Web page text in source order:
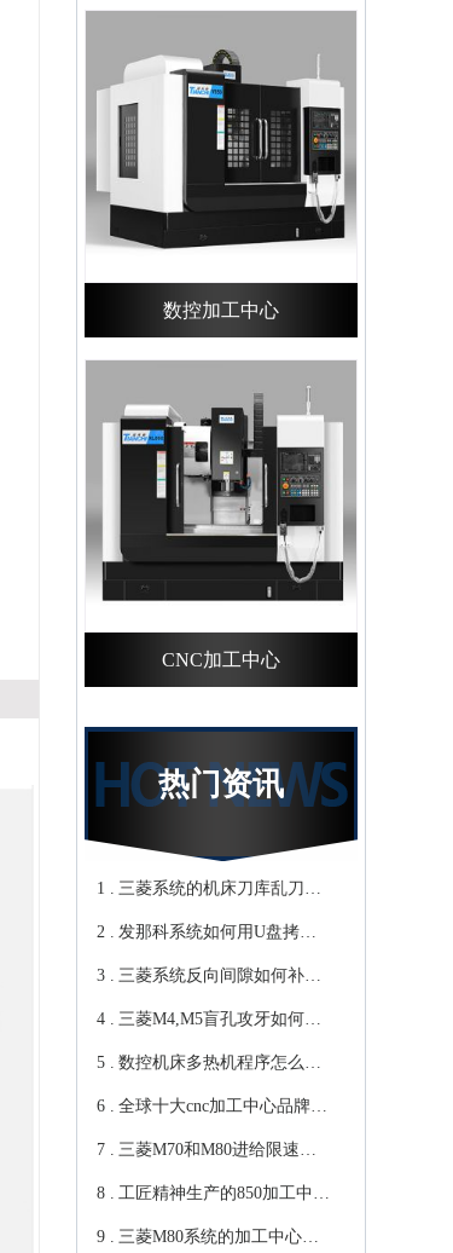
数控加工中心
CNC加工中心
热门资讯
1 . 三菱系统的机床刀库乱刀，
CNC加工中心厂家教你轻松
归零-鸿天驰
2 . 发那科系统如何用U盘拷贝
加工程序？cnc立式加工中心
教你-鸿天驰
3 . 三菱系统反向间隙如何补
偿，数控cnc加工中心厂家来
教你-鸿天驰
4 . 三菱M4,M5盲孔攻牙如何设
转速和进给？高速cnc加工中
心教你-鸿天驰
5 . 数控机床多热机程序怎么
写？Cnc雕铣机厂家教你-鸿
天驰
6 . 全球十大cnc加工中心品牌，
你知道那些？-【鸿天驰】
7 . 三菱M70和M80进给限速该
修改哪个参数?鸿天驰高速
CNC机床厂家教你
8 . 工匠精神生产的850加工中
心,精度可达0.01mm 就选-
9 . 三菱M80系统的加工中心无